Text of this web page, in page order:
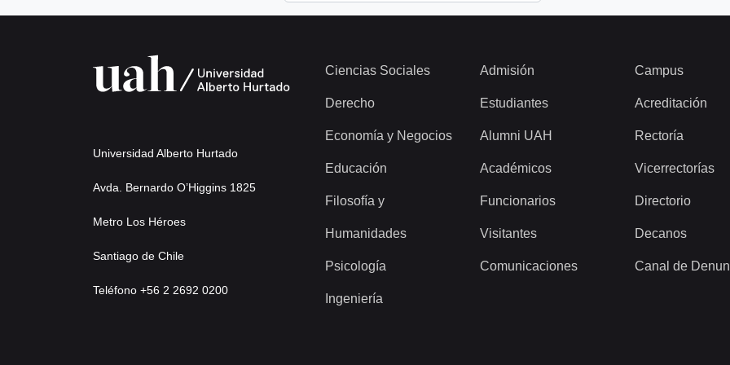
Universidad Alberto Hurtado
Avda. Bernardo O’Higgins 1825
Metro Los Héroes
Santiago de Chile
Teléfono +56 2 2692 0200
Ciencias Sociales
Derecho
Economía y Negocios
Educación
Filosofía y
Humanidades
Psicología
Ingeniería
Admisión
Estudiantes
Alumni UAH
Académicos
Funcionarios
Visitantes
Comunicaciones
Campus
Acreditación
Rectoría
Vicerrectorías
Directorio
Decanos
Canal de